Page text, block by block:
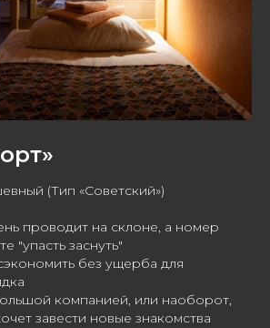
(Тип «Советский»)
проводит на склоне, а номер
"упасть заснуть"
без ущерба для
компанией, или наоборот,
завести новые знакомства